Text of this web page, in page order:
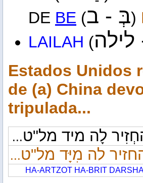
DE BE ( בְּ - ב )
LAILAH (לילה
Estados Unidos
de (a) China
tripulada...
לָה מיד מל"ט...
לה מִיָּד מל"ט...
HA-ARTZOT HA-BRIT